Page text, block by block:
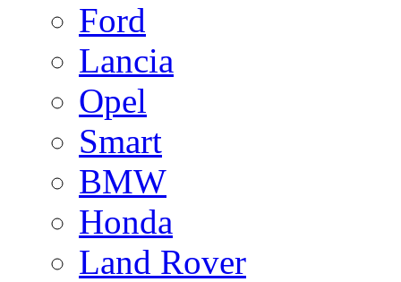
Ford
Lancia
Opel
Smart
BMW
Honda
Land Rover